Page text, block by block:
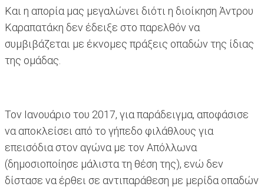
Και η απορία μας μεγαλώνει διότι η διοίκηση Άντρου
Καραπατάκη δεν έδειξε στο παρελθόν να
συμβιβάζεται με έκνομες πράξεις οπαδών της ίδιας
της ομάδας.
Τον Ιανουάριο του 2017, για παράδειγμα, αποφάσισε
να αποκλείσει από το γήπεδο φιλάθλους για
επεισόδια στον αγώνα με τον Απόλλωνα
(δημοσιοποίησε μάλιστα τη θέση της), ενώ δεν
δίστασε να έρθει σε αντιπαράθεση με μερίδα οπαδών